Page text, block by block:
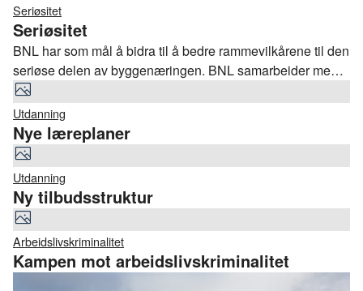
Seriøsitet
Seriøsitet
BNL har som mål å bidra til å bedre rammevilkårene til den
seriøse delen av byggenæringen. BNL samarbeider med
både myndigheter som skatt, politi og Arbeidstilsynet og
arbeidstakerorganisasjonene for å gjøre det lettere å være
seriøs og vanskeligere å være useriøs.
Utdanning
Nye læreplaner
Utdanning
Ny tilbudsstruktur
Arbeidslivskriminalitet
Kampen mot arbeidslivskriminalitet